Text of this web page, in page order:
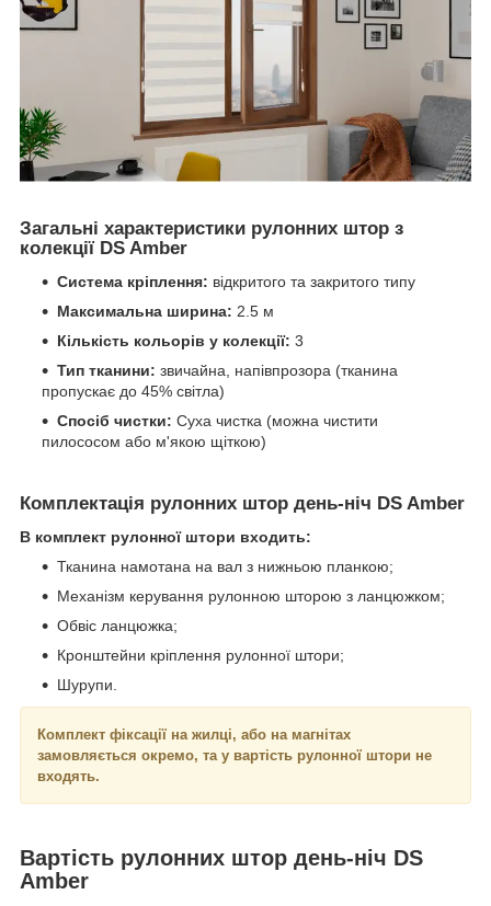
Загальні характеристики рулонних штор з
колекції DS Amber
Система кріплення: відкритого та закритого типу
Максимальна ширина: 2.5 м
Кількість кольорів у колекції: 3
Тип тканини: звичайна, напівпрозора (тканина
пропускає до 45% світла)
Спосіб чистки: Суха чистка (можна чистити
пилососом або м'якою щіткою)
Комплектація рулонних штор день-ніч DS Amber
В комплект рулонної штори входить:
Тканина намотана на вал з нижньою планкою;
Механізм керування рулонною шторою з ланцюжком;
Обвіс ланцюжка;
Кронштейни кріплення рулонної штори;
Шурупи.
Комплект фіксації на жилці, або на магнітах
замовляється окремо, та у вартість рулонної штори не
входять.
Вартість рулонних штор день-ніч DS
Amber